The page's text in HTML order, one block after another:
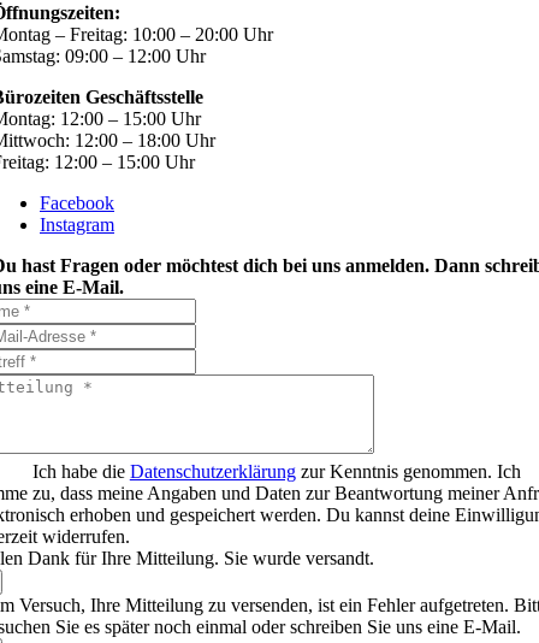
– Freitag: 10:00 – 20:00 Uhr
09:00 – 12:00 Uhr
Geschäftsstelle
12:00 – 15:00 Uhr
12:00 – 18:00 Uhr
12:00 – 15:00 Uhr
Facebook
Instagram
hast Fragen oder möchtest dich bei uns anmelden. Dann
eine E-Mail.
Ich habe die Datenschutzerklärungzur Kenntnis genommen. Ich
zu, dass meine Angaben und Daten zur Beantwortung meiner
erhoben und gespeichert werden. Du kannst deine
widerrufen.
Dank für Ihre Mitteilung. Sie wurde versandt.
Versuch, Ihre Mitteilung zu versenden, ist ein Fehler aufgetreten.
Sie es später noch einmal oder schreiben Sie uns eine E-Mail.